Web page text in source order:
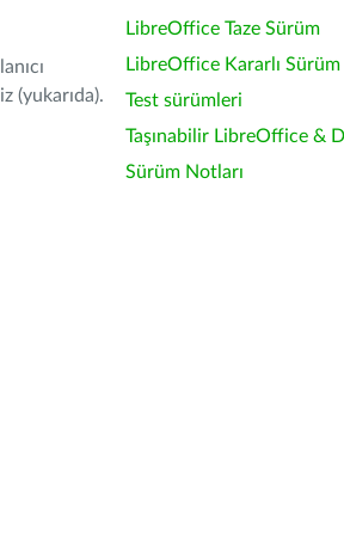
(yukarıda).
LibreOffice Taze Sürüm
LibreOffice Kararlı Sürüm
Test sürümleri
Taşınabilir LibreOffice &
Sürüm Notları